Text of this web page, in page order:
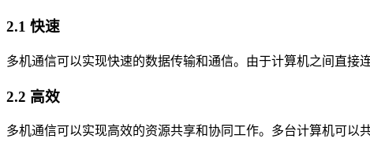
2.1 快速
多机通信可以实现快速的数据传输和通信。由于计算机之间直接
2.2 高效
多机通信可以实现高效的资源共享和协同工作。多台计算机可以